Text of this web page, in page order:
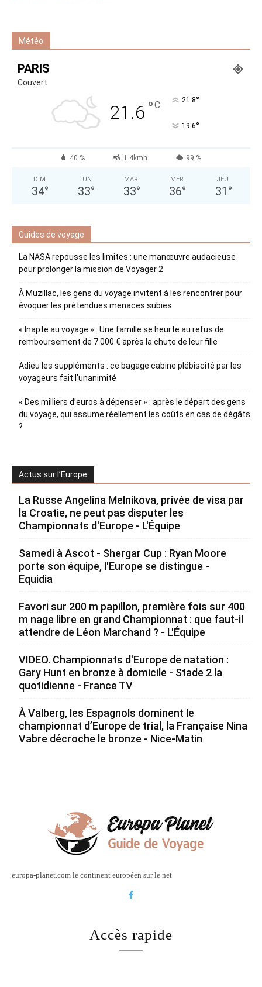
Météo
PARIS
Couvert
21.6 °C 21.8°
19.6°
40 % 1.4kmh 99 %
DIM
34°
LUN
33°
MAR
33°
MER
36°
JEU
31 °
Guides de voyage
La NASA repousse les limites : une manœuvre audacieuse
pour prolonger la mission de Voyager 2
À Muzillac, les gens du voyage invitent à les rencontrer pour
évoquer les prétendues menaces subies
« Inapte au voyage » : Une famille se heurte au refus de
remboursement de 7 000 € après la chute de leur fille
Adieu les suppléments : ce bagage cabine plébiscité par les
voyageurs fait l’unanimité
« Des milliers d’euros à dépenser » : après le départ des gens
du voyage, qui assume réellement les coûts en cas de dégâts
?
Actus sur l’Europe
La Russe Angelina Melnikova, privée de visa par
la Croatie, ne peut pas disputer les
Championnats d'Europe - L'Équipe
Samedi à Ascot - Shergar Cup : Ryan Moore
porte son équipe, l'Europe se distingue -
Equidia
Favori sur 200 m papillon, première fois sur 400
m nage libre en grand Championnat : que faut-il
attendre de Léon Marchand ? - L'Équipe
VIDEO. Championnats d'Europe de natation :
Gary Hunt en bronze à domicile - Stade 2 la
quotidienne - France TV
À Valberg, les Espagnols dominent le
championnat d’Europe de trial, la Française Nina
Vabre décroche le bronze - Nice-Matin
europa-planet.com le continent européen sur le net
Accès rapide